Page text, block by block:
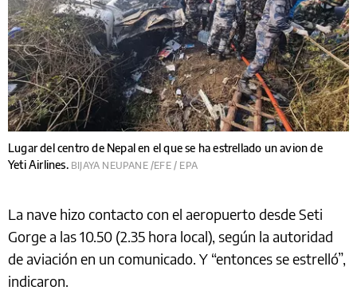
Lugar del centro de Nepal en el que se ha estrellado un avion de
Yeti Airlines. BIJAYA NEUPANE /EFE / EPA
La nave hizo contacto con el aeropuerto desde Seti
Gorge a las 10.50 (2.35 hora local), según la autoridad
de aviación en un comunicado. Y “entonces se estrelló”,
indicaron.